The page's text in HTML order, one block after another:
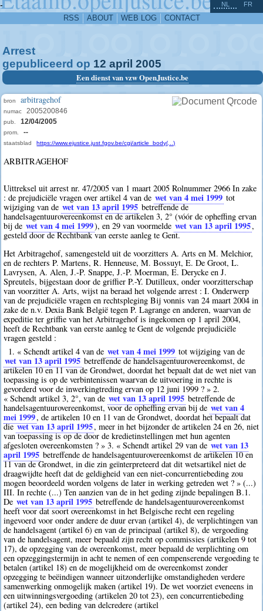
-
RSS ABOUT WEB LOG CONTACT
NL FR
Arrest
gepubliceerd op 12 april 2005
Een dienst van vzw OpenJustice.be
bron arbitragehof
numac 2005200846
pub. 12/04/2005
prom. --
staatsblad https://www.ejustice.just.fgov.be/cgi/article_body(...)
ARBITRAGEHOF
Uittreksel uit arrest nr. 47/2005 van 1 maart 2005 Rolnummer 2966 In zake
: de prejudiciële vragen over artikel 4 van de wet van 4 mei 1999 tot
wijziging van de wet van 13 april 1995 betreffende de
handelsagentuurovereenkomst en de artikelen 3, 2° (vóór de opheffing ervan
bij de wet van 4 mei 1999), en 29 van voormelde wet van 13 april 1995,
gesteld door de Rechtbank van eerste aanleg te Gent.
Het Arbitragehof, samengesteld uit de voorzitters A. Arts en M. Melchior,
en de rechters P. Martens, R. Henneuse, M. Bossuyt, E. De Groot, L.
Lavrysen, A. Alen, J.-P. Snappe, J.-P. Moerman, E. Derycke en J.
Spreutels, bijgestaan door de griffier P.-Y. Dutilleux, onder voorzitterschap
van voorzitter A. Arts, wijst na beraad het volgende arrest : I. Onderwerp
van de prejudiciële vragen en rechtspleging Bij vonnis van 24 maart 2004 in
zake de n.v. Dexia Bank België tegen P. Lagrange en anderen, waarvan de
expeditie ter griffie van het Arbitragehof is ingekomen op 1 april 2004,
heeft de Rechtbank van eerste aanleg te Gent de volgende prejudiciële
vragen gesteld :
1. « Schendt artikel 4 van de wet van 4 mei 1999 tot wijziging van de
wet van 13 april 1995 betreffende de handelsagentuurovereenkomst, de
artikelen 10 en 11 van de Grondwet, doordat het bepaalt dat de wet niet van
toepassing is op de verbintenissen waarvan de uitvoering in rechte is
gevorderd voor de inwerkingtreding ervan op 12 juni 1999 ? » 2.
« Schendt artikel 3, 2°, van de wet van 13 april 1995 betreffende de
handelsagentuurovereenkomst, voor de opheffing ervan bij de wet van 4
mei 1999, de artikelen 10 en 11 van de Grondwet, doordat het bepaalt dat
diewet van 13 april 1995, meer in het bijzonder de artikelen 24 en 26, niet
van toepassing is op de door de kredietinstellingen met hun agenten
afgesloten overeenkomsten ? » 3. « Schendt artikel 29 van de wet van 13
april 1995 betreffende de handelsagentuurovereenkomst de artikelen 10 en
11 van de Grondwet, in die zin geïnterpreteerd dat dit wetsartikel niet de
draagwijdte heeft dat de geldigheid van een niet-concurrentiebeding zou
mogen beoordeeld worden volgens de later in werking getreden wet ? » (...)
III. In rechte (...) Ten aanzien van de in het geding zijnde bepalingen B.1.
De wet van 13 april 1995 betreffende de handelsagentuurovereenkomst
heeft voor dat soort overeenkomst in het Belgische recht een regeling
ingevoerd voor onder andere de duur ervan (artikel 4), de verplichtingen van
de handelsagent (artikel 6) en van de principaal (artikel 8), de vergoeding
van de handelsagent, meer bepaald zijn recht op commissies (artikelen 9 tot
17), de opzegging van de overeenkomst, meer bepaald de verplichting om
een opzeggingstermijn in acht te nemen of een compenserende vergoeding te
betalen (artikel 18) en de mogelijkheid om de overeenkomst zonder
opzegging te beëindigen wanneer uitzonderlijke omstandigheden verdere
samenwerking onmogelijk maken (artikel 19). De wet voorziet eveneens in
een uitwinningsvergoeding (artikelen 20 tot 23), een concurrentiebeding
(artikel 24), een beding van delcredere (artikel
^